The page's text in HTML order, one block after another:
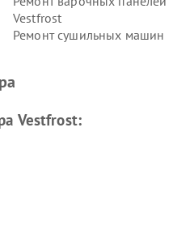
Vestfrost
Ремонт сушильных машин
Vestfrost: